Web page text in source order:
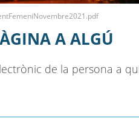
A ALGÚ
de la persona a